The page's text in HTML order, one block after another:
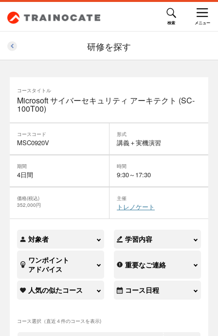
研修を探す
コースタイトル
Microsoft サイバーセキュリティ アーキテクト (SC-
100T00)
コースコード
MSC0920V
形式
講義＋実機演習
期間
4日間
時間
9:30～17:30
価格(税込)
352,000円
主催
トレノケート
対象者 学習内容
ワンポイント
アドバイス
重要なご連絡
人気の似たコース コース日程
コース選択（直近４件のコースを表示)